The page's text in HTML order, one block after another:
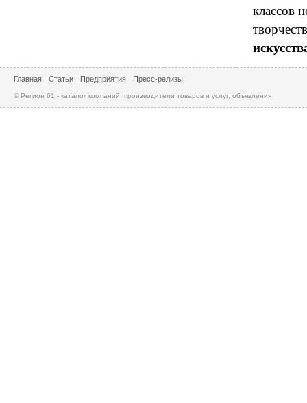
классов
Главная Статьи Предприятия Пресс-релизы
© Регион 61 - каталог компаний, производители товаров и услуг, объявления